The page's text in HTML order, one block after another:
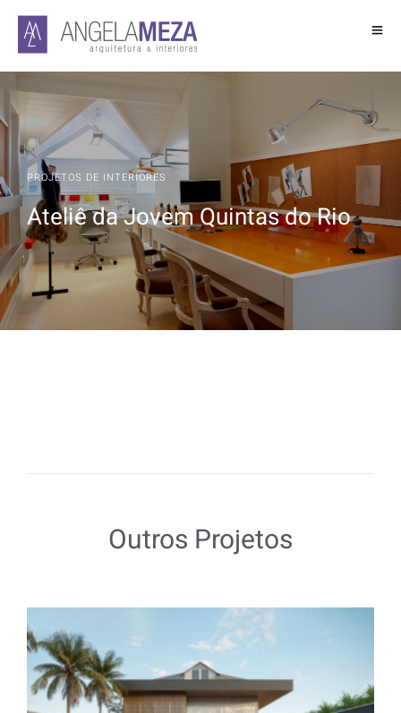
PROJETOS DE INTERIORES
Ateliê da Jovem Quintas do Rio
Outros Projetos